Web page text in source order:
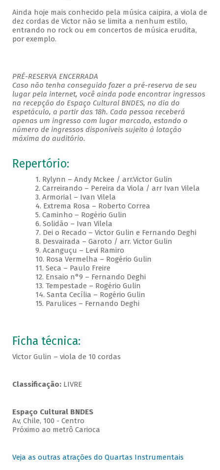
Ainda hoje mais conhecido pela música caipira, a viola de
dez cordas de Victor não se limita a nenhum estilo,
entrando no rock ou em concertos de música erudita,
por exemplo.
PRÉ-RESERVA ENCERRADA
Caso não tenha conseguido fazer a pré-reserva de seu
lugar pela internet, você ainda pode encontrar ingressos
na recepção do Espaço Cultural BNDES, no dia do
espetáculo, a partir das 18h. Cada pessoa receberá
apenas um ingresso com lugar marcado, estando o
número de ingressos disponíveis sujeito à lotação
máxima do auditório.
Repertório:
1. Rylynn – Andy Mckee / arr.Victor Gulin
2. Carreirando – Pereira da Viola / arr Ivan Vilela
3. Armorial – Ivan Vilela
4. Extrema Rosa – Roberto Correa
5. Caminho – Rogério Gulin
6. Solidão – Ivan Vilela
7. Dei o Recado – Victor Gulin e Fernando Deghi
8. Desvairada – Garoto / arr. Victor Gulin
9. Acanguçu – Levi Ramiro
10. Rosa Vermelha – Rogério Gulin
11. Seca – Paulo Freire
12. Ensaio n°9 – Fernando Deghi
13. Tempestade – Rogério Gulin
14. Santa Cecília – Rogério Gulin
15. Parulices – Fernando Deghi
Ficha técnica:
Victor Gulin – viola de 10 cordas
Classificação:LIVRE
Espaço Cultural BNDES
Av, Chile, 100 - Centro
Próximo ao metrô Carioca
Veja as outras atrações do Quartas Instrumentais